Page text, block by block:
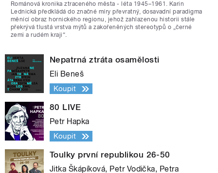
Románová kronika ztraceného města - léta 1945–1961. Karin
Lednická předkládá do značné míry převratný, dosavadní paradigma
měnící obraz hornického regionu, jehož zahlazenou historii stále
překrývá tlustá vrstva mýtů a zakořeněných stereotypů o „černé
zemi a rudém kraji“.
Nepatrná ztráta osamělosti
Eli Beneš
Koupit
80 LIVE
Petr Hapka
Koupit
Toulky první republikou 26-50
Jitka Škápíková, Petr Vodička, Petra